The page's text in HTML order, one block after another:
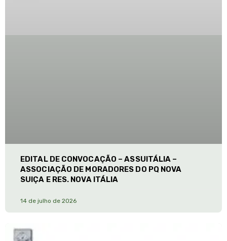
EDITAL DE CONVOCAÇÃO – ASSUITÁLIA –
ASSOCIAÇÃO DE MORADORES DO PQ NOVA
SUIÇA E RES. NOVA ITÁLIA
14 de julho de 2026